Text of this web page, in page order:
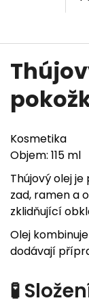
Kosmetika
Objem: 115 ml
Thújový olej
zad, ramen a
zklidňující
Olej
dodávají
🧪